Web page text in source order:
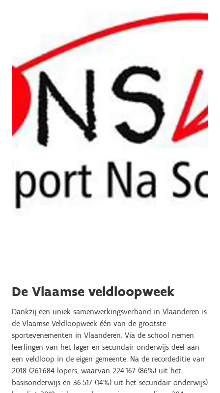
De Vlaamse veldloopweek
Dankzij een uniek samenwerkingsverband in Vlaanderen is
de Vlaamse Veldloopweek één van de grootste
sportevenementen in Vlaanderen. Via de school nemen
leerlingen van het lager en secundair onderwijs deel aan
een veldloop in de eigen gemeente. Na de recordeditie van
2018 (261.684 lopers, waarvan 224.167 (86%) uit het
basisonderwijs en 36.517 (14%) uit het secundair onderwijs)